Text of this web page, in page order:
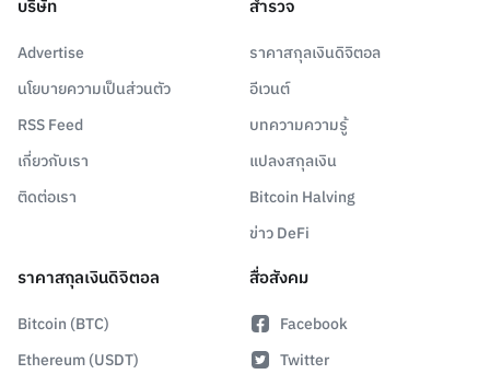
บริษัท
Advertise
นโยบายความเป็นส่วนตัว
RSS Feed
เกี่ยวกับเรา
ติดต่อเรา
สำรวจ
ราคาสกุลเงินดิจิตอล
อีเวนต์
บทความความรู้
แปลงสกุลเงิน
Bitcoin Halving
ข่าว DeFi
ราคาสกุลเงินดิจิตอล
Bitcoin (BTC)
Ethereum (USDT)
สื่อสังคม
Facebook
Twitter